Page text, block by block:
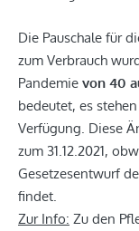
Die Pauschale für
zum Verbrauch
Pandemie von 40
bedeutet, es
Verfügung. Diese
zum 31.12.2021,
Gesetzesentwurf
findet.
Zur Info: Zu den